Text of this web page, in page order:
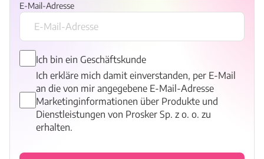
E-Mail-Adresse
Ich bin ein Geschäftskunde
Ich erkläre mich damit einverstanden, per E-Mail
an die von mir angegebene E-Mail-Adresse
Marketinginformationen über Produkte und
Dienstleistungen von Prosker Sp. z o. o. zu
erhalten.